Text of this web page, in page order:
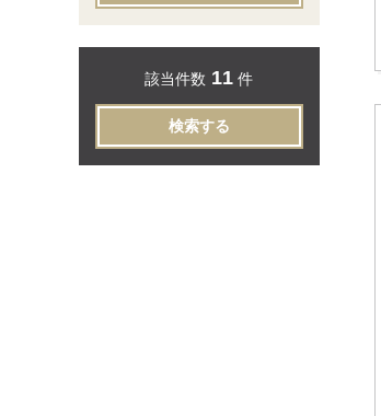
該当件数 11 件
検索する